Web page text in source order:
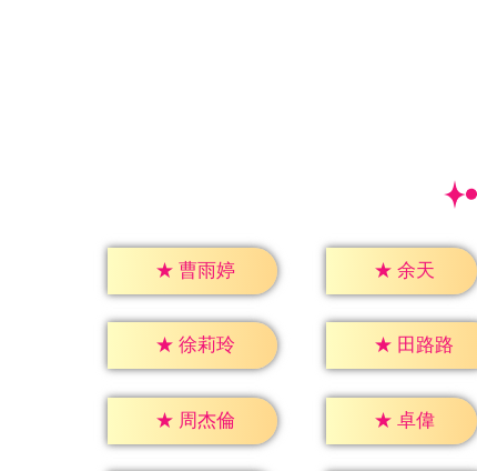
★ 曹雨婷 ★ 余天
★ 徐莉玲 ★ 田路路
★ 周杰倫 ★ 卓偉